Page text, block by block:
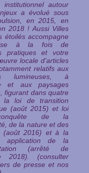
autour
a évolué sous
en 2015, en
2018 ! Aussi Villes
étoilés accompagne
à la fois de
pratiques et votre
locale d’articles
relatifs aux
lumineuses, à
et aux paysages
figurant dans quatre
la loi de transition
(août 2015) et loi
de la
de la nature et des
(août 2016) et à la
application de la
(arrêté de
2018). (consulter
de presse et nos